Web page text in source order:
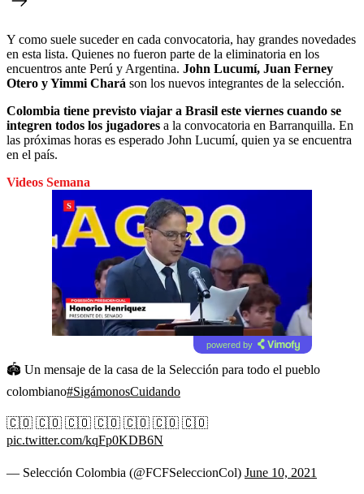
Y como suele suceder en cada convocatoria, hay grandes novedades
en esta lista. Quienes no fueron parte de la eliminatoria en los
encuentros ante Perú y Argentina. John Lucumí, Juan Ferney
Otero y Yimmi Chará son los nuevos integrantes de la selección.
Colombia tiene previsto viajar a Brasil este viernes cuando se
integren todos los jugadores a la convocatoria en Barranquilla. En
las próximas horas es esperado John Lucumí, quien ya se encuentra
en el país.
Videos Semana
powered by
🏟 Un mensaje de la casa de la Selección para todo el pueblo
colombiano#SigámonosCuidando
🇨🇴 🇨🇴 🇨🇴 🇨🇴 🇨🇴 🇨🇴 🇨🇴
pic.twitter.com/kqFp0KDB6N
— Selección Colombia (@FCFSeleccionCol) June 10, 2021